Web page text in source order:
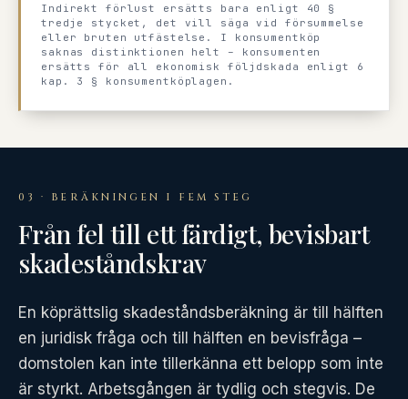
Indirekt förlust ersätts bara enligt 40 §
tredje stycket, det vill säga vid försummelse
eller bruten utfästelse. I konsumentköp
saknas distinktionen helt – konsumenten
ersätts för all ekonomisk följdskada enligt 6
kap. 3 § konsumentköplagen.
03 · BERÄKNINGEN I FEM STEG
Från fel till ett färdigt, bevisbart
skadeståndskrav
En köprättslig skadeståndsberäkning är till hälften
en juridisk fråga och till hälften en bevisfråga –
domstolen kan inte tillerkänna ett belopp som inte
är styrkt. Arbetsgången är tydlig och stegvis. De